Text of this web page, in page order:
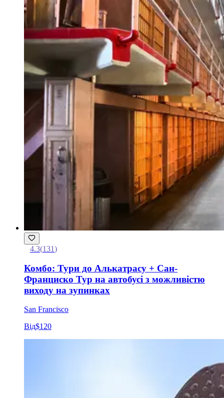
4.3(131)
Комбо: Тури до Алькатрасу + Сан-
Франциско Тур на автобусі з можливістю
виходу на зупинках
San Francisco
Від$120